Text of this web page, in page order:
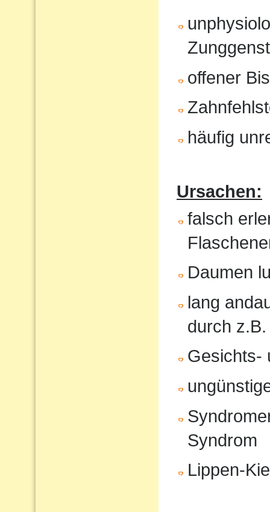
offener
häufig
Ursachen:
falsch
Daumen
lang
durch
Gesichts-
Syndrom
Lippen-